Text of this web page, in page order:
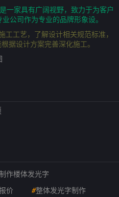
一家具有广阔视野，致力于为客户
公司作为专业的品牌形象设。
工艺，了解设计相关规范标准，
据设计方案完善深化施工。
作楼体发光字
价 #整体发光字制作